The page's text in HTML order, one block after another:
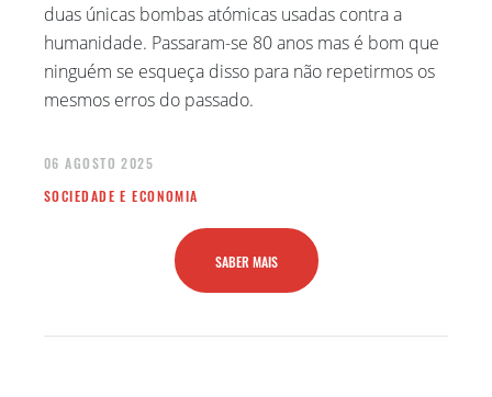
duas únicas bombas atómicas usadas contra a
humanidade. Passaram-se 80 anos mas é bom que
ninguém se esqueça disso para não repetirmos os
mesmos erros do passado.
06 AGOSTO 2025
SOCIEDADE E ECONOMIA
SABER MAIS